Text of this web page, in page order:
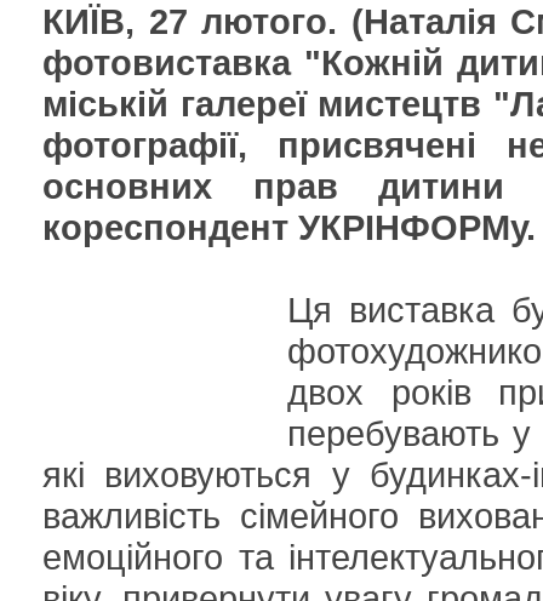
КИЇВ, 27 лютого. (Наталія
фотовиставка "Кожній
міській галереї мистецтв
фотографії, присвячені
основних прав
кореспондент УКРІНФОРМу.
Ця виставка
двох років
перебувають у
які виховуються у
важливість сімейного
емоційного та